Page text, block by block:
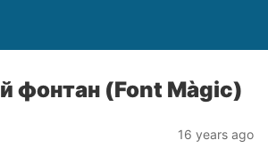
фонтан (Font Màgic)
16 years ago